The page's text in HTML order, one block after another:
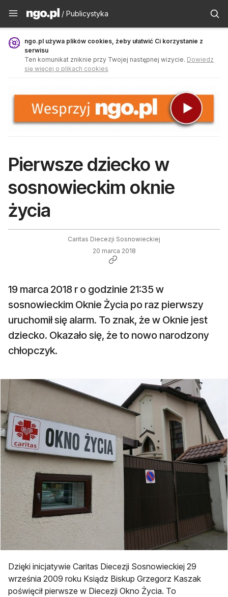
Publicystyka - ngo.pl
/ Publicystyka
ngo.pl używa plików cookies, żeby ułatwić Ci korzystanie z
serwisu
Ten komunikat zniknie przy Twojej następnej wizycie. Dowiedz
się więcej o plikach cookies
Pierwsze dziecko w
sosnowieckim oknie
życia
Caritas Diecezji Sosnowieckiej
20 marca 2018
19 marca 2018 r o godzinie 21:35 w
sosnowieckim Oknie Życia po raz pierwszy
uruchomił się alarm. To znak, że w Oknie jest
dziecko. Okazało się, że to nowo narodzony
chłopczyk.
Dzięki inicjatywie Caritas Diecezji Sosnowieckiej 29
września 2009 roku Ksiądz Biskup Grzegorz Kaszak
poświęcił pierwsze w Diecezji Okno Życia. To